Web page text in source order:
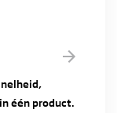
één product.